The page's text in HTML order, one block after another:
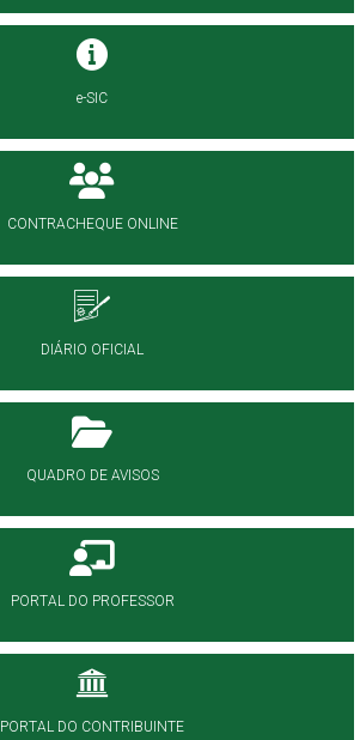
e-SIC
CONTRACHEQUE ONLINE
DIÁRIO OFICIAL
QUADRO DE AVISOS
PORTAL DO PROFESSOR
PORTAL DO CONTRIBUINTE